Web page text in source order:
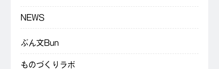
NEWS
ぶん文Bun
ものづくりラボ